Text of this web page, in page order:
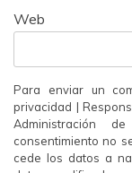
Web
Para enviar un
privacidad |
Administración
consentimiento no
cede los datos a